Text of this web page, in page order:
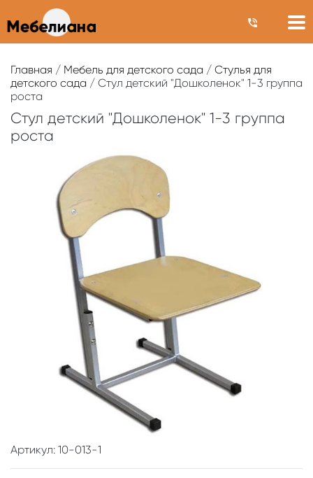
Главная / Мебель для детского сада / Стулья для
детского сада / Стул детский "Дошколенок" 1-3 группа
роста
Стул детский "Дошколенок" 1-3 группа
роста
Артикул: 10-013-1